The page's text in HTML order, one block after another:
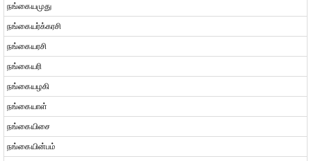
நங்கையமுது
நங்கையர்க்கரசி
நங்கையரசி
நங்கையரி
நங்கையழகி
நங்கையாள்
நங்கையிசை
நங்கையின்பம்